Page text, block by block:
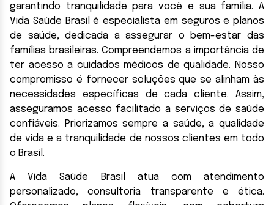
garantindo tranquilidade para você e sua família. A
Vida Saúde Brasil é especialista em seguros e planos
de saúde, dedicada a assegurar o bem-estar das
famílias brasileiras. Compreendemos a importância de
ter acesso a cuidados médicos de qualidade. Nosso
compromisso é fornecer soluções que se alinham às
necessidades específicas de cada cliente. Assim,
asseguramos acesso facilitado a serviços de saúde
confiáveis. Priorizamos sempre a saúde, a qualidade
de vida e a tranquilidade de nossos clientes em todo
o Brasil.
A Vida Saúde Brasil atua com atendimento
personalizado, consultoria transparente e ética.